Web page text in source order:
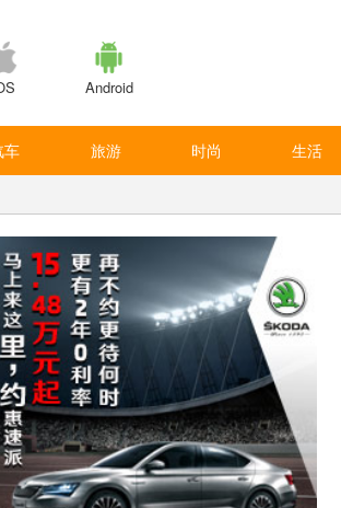
Android
车 旅游 时尚 生活